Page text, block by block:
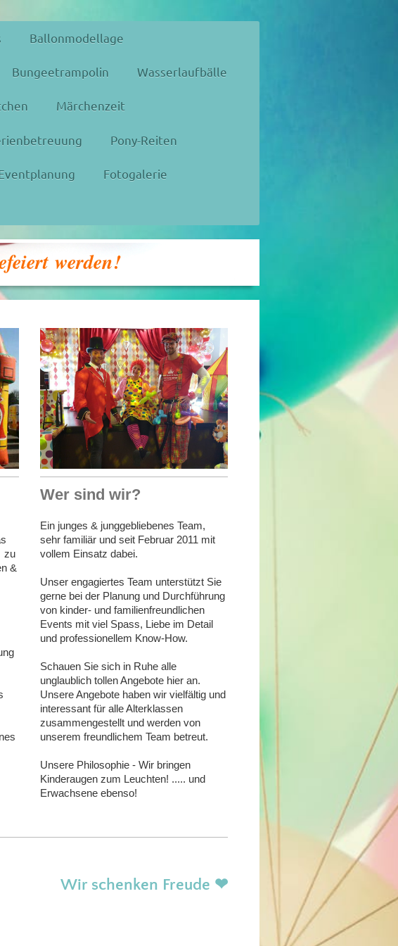
Ballonmodellage
Bungeetrampolin Wasserlaufbälle
Märchenzeit
Pony-Reiten
Fotogalerie
werden!
zu
&
Wer sind wir?
Ein junges & junggebliebenes Team,
sehr familiär und seit Februar 2011 mit
vollem Einsatz dabei.
Unser engagiertes Team unterstützt Sie
gerne bei der Planung und Durchführung
von kinder- und familienfreundlichen
Events mit viel Spass, Liebe im Detail
und professionellem Know-How.
Schauen Sie sich in Ruhe alle
unglaublich tollen Angebote hier an.
Unsere Angebote haben wir vielfältig und
interessant für alle Alterklassen
zusammengestellt und werden von
unserem freundlichem Team betreut.
Unsere Philosophie - Wir bringen
Kinderaugen zum Leuchten! ..... und
Erwachsene ebenso!
Wir schenken Freude ❤